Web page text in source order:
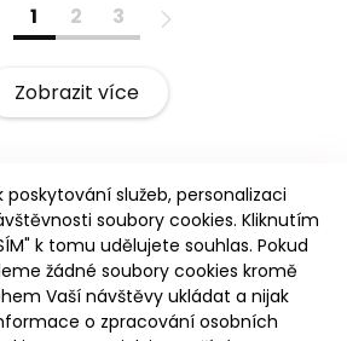
1 2 3
Zobrazit více
služeb, personalizaci
soubory cookies. Kliknutím
k tomu udělujete souhlas. Pokud
žádné soubory cookies kromě
Vaší návštěvy ukládat a nijak
o zpracování osobních